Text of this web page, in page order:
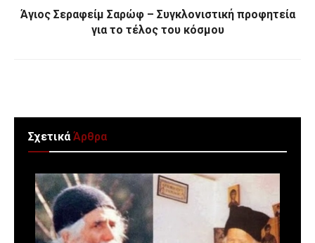
Άγιος Σεραφείμ Σαρώφ – Συγκλονιστική προφητεία
για το τέλος του κόσμου
ΣχετικάΆρθρα